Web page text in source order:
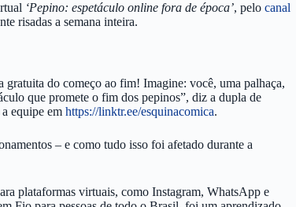
‘Pepino: espetáculo online fora de época’, pelo canal
risadas a semana inteira.
gratuita do começo ao fim! Imagine: você, uma palhaça,
que promete o fim dos pepinos”, diz a dupla de
equipe em https://linktr.ee/esquinacomica.
– e como tudo isso foi afetado durante a
plataformas virtuais, como Instagram, WhatsApp e